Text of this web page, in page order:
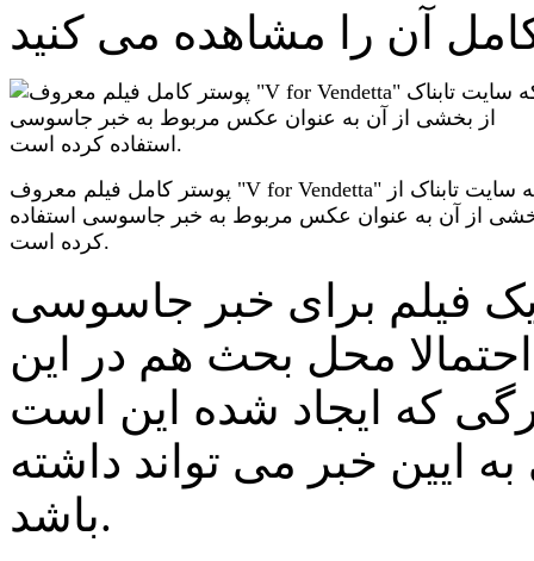
پوستر کامل فیلم معروف "V for Vendetta" که سایت تابناک از
از آن به عنوان عکس مربوط به خبر جاسوسی استفاده
کرده است.
یک فیلم برای خبر جاسوسی
محل بحث هم در این
که ایجاد شده این است
ایین خبر می تواند داشته
باشد.